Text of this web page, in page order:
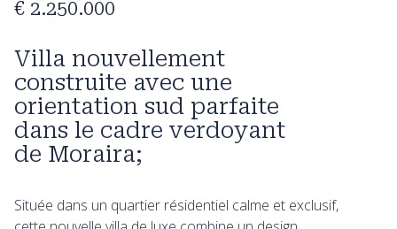
Villa nouvellement
construite avec une
orientation sud parfaite
dans le cadre verdoyant
de Moraira;
€ 2.250.000
Située dans un quartier résidentiel calme et exclusif,